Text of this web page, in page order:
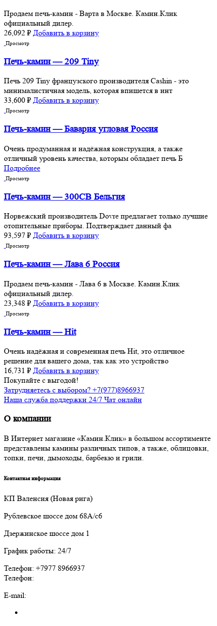
Продаем печь-камин - Варта в Москве. Камин.Клик
официальный дилер.
26,092 ₽ Добавить в корзину
Просмотр
Печь-камин — 209 Tiny
Печь 209 Tiny французского производителя Cashin - это
минималистичная модель, которая впишется в инт
33,600 ₽ Добавить в корзину
Просмотр
Печь-камин — Бавария угловая Россия
Очень продуманная и надёжная конструкция, а также
отличный уровень качества, которым обладает печь Б
Подробнее
Просмотр
Печь-камин — 300CB Бельгия
Норвежский производитель Dovre предлагает только лучшие
отопительные приборы. Подтверждает данный фа
93,597 ₽ Добавить в корзину
Просмотр
Печь-камин — Лава 6 Россия
Продаем печь-камин - Лава 6 в Москве. Камин.Клик
официальный дилер.
23,348 ₽ Добавить в корзину
Просмотр
Печь-камин — Hit
Очень надёжная и современная печь Hit, это отличное
решение для вашего дома, так как это устройство
16,731 ₽ Добавить в корзину
Покупайте с выгодой!
Затрудняетесь с выбором? +7(977)8966937
Наша служба поддержки 24/7 Чат онлайн
О компании
В Интернет магазине «Камин.Клик» в большом ассортименте
представлены камины различных типов, а также, облицовки,
топки, печи, дымоходы, барбекю и грили.
Контактная информация
КП Валенсия (Новая рига)
Рублевское шоссе дом 68А/с6
Дзержинское шоссе дом 1
График работы: 24/7
Телефон: +7977 8966937
Телефон:
E-mail: